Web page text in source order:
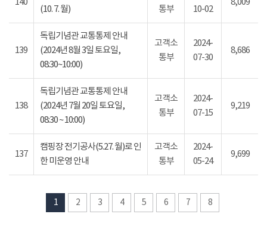
(10. 7. 월)
통부
10-02
139
독립기념관 교통통제 안내
(2024년 8월 3일 토요일,
08:30~10:00)
고객소
통부
2024-
07-30
8,686
138
독립기념관 교통통제 안내
(2024년 7월 20일 토요일,
08:30 ~ 10:00)
고객소
통부
2024-
07-15
9,219
137
캠핑장 전기공사(5.27. 월)로 인
한 미운영 안내
고객소
통부
2024-
05-24
9,699
1 2 3 4 5 6 7 8